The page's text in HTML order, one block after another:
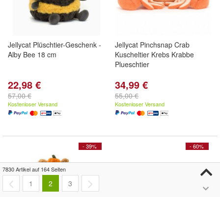
Jellycat Plüschtier-Geschenk -
Alby Bee 18 cm
22,98 €
57,00 €
Kostenloser Versand
Jellycat Pinchsnap Crab
Kuscheltier Krebs Krabbe
Plueschtier
34,99 €
55,00 €
Kostenloser Versand
- 39% - 60%
7830 Artikel auf 164 Seiten
1 2 3